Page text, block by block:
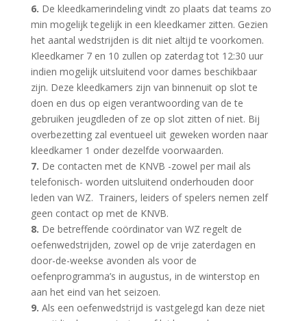
6. De kleedkamerindeling vindt zo plaats dat teams zo
min mogelijk tegelijk in een kleedkamer zitten. Gezien
het aantal wedstrijden is dit niet altijd te voorkomen.
Kleedkamer 7 en 10 zullen op zaterdag tot 12:30 uur
indien mogelijk uitsluitend voor dames beschikbaar
zijn. Deze kleedkamers zijn van binnenuit op slot te
doen en dus op eigen verantwoording van de te
gebruiken jeugdleden of ze op slot zitten of niet. Bij
overbezetting zal eventueel uit geweken worden naar
kleedkamer 1 onder dezelfde voorwaarden.
7. De contacten met de KNVB -zowel per mail als
telefonisch- worden uitsluitend onderhouden door
leden van WZ. Trainers, leiders of spelers nemen zelf
geen contact op met de KNVB.
8. De betreffende coördinator van WZ regelt de
oefenwedstrijden, zowel op de vrije zaterdagen en
door-de-weekse avonden als voor de
oefenprogramma’s in augustus, in de winterstop en
aan het eind van het seizoen.
9. Als een oefenwedstrijd is vastgelegd kan deze niet